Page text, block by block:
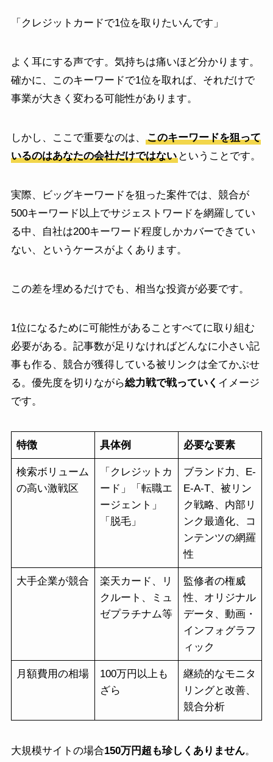
「クレジットカードで1位を取りたいんです」
よく耳にする声です。気持ちは痛いほど分かります。
確かに、このキーワードで1位を取れば、それだけで
事業が大きく変わる可能性があります。
しかし、ここで重要なのは、
このキーワードを狙って
いるのはあなたの会社だけではないということです。
実際、ビッグキーワードを狙った案件では、競合が
500キーワード以上でサジェストワードを網羅してい
る中、自社は200キーワード程度しかカバーできてい
ない、というケースがよくあります。
この差を埋めるだけでも、相当な投資が必要です。
1位になるために可能性があることすべてに取り組む
必要がある。記事数が足りなければどんなに小さい記
事も作る、競合が獲得している被リンクは全てかぶせ
る。優先度を切りながら総力戦で戦っていく イメージ
です。
特徴 具体例 必要な要素
検索ボリューム
の高い激戦区
「クレジットカ
ード」「転職エ
ージェント」
「脱毛」
ブランド力、E-
E-A-T、被リン
ク戦略、内部リ
ンク最適化、コ
ンテンツの網羅
性
大手企業が競合
楽天カード、リ
クルート、ミュ
ゼプラチナム等
監修者の権威
性、オリジナル
データ、動画・
インフォグラフ
ィック
月額費用の相場
100万円以上も
ざら
継続的なモニタ
リングと改善、
競合分析
大規模サイトの場合150万円超も珍しくありません。